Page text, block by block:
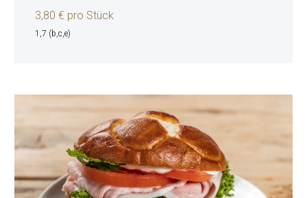
3,80 € pro Stück
1,7 (b,c,e)